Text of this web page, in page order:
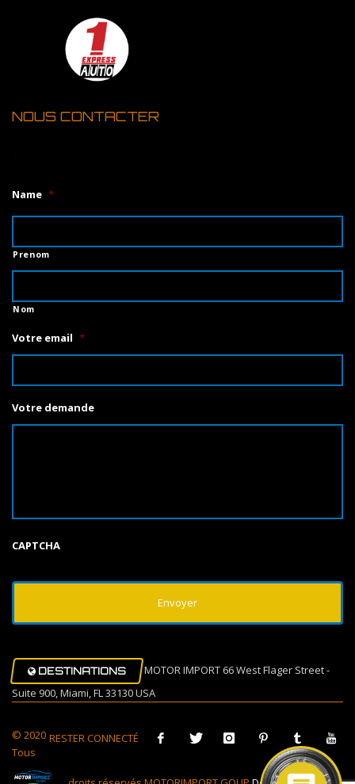
NOUS CONTACTER
Name *
Prenom
Nom
Votre email *
Votre demande
CAPTCHA
DESTINATIONS
MOTOR IMPORT 66 West Flager Street -
Suite 900, Miami, FL 33130 USA
RESTER CONNECTÉ
© 2020
Tous